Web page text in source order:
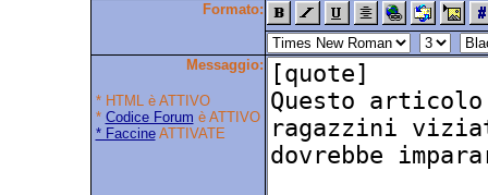
Formato:
Messaggio:
* HTML è ATTIVO
* Codice Forum è ATTIVO
* FaccineATTIVATE